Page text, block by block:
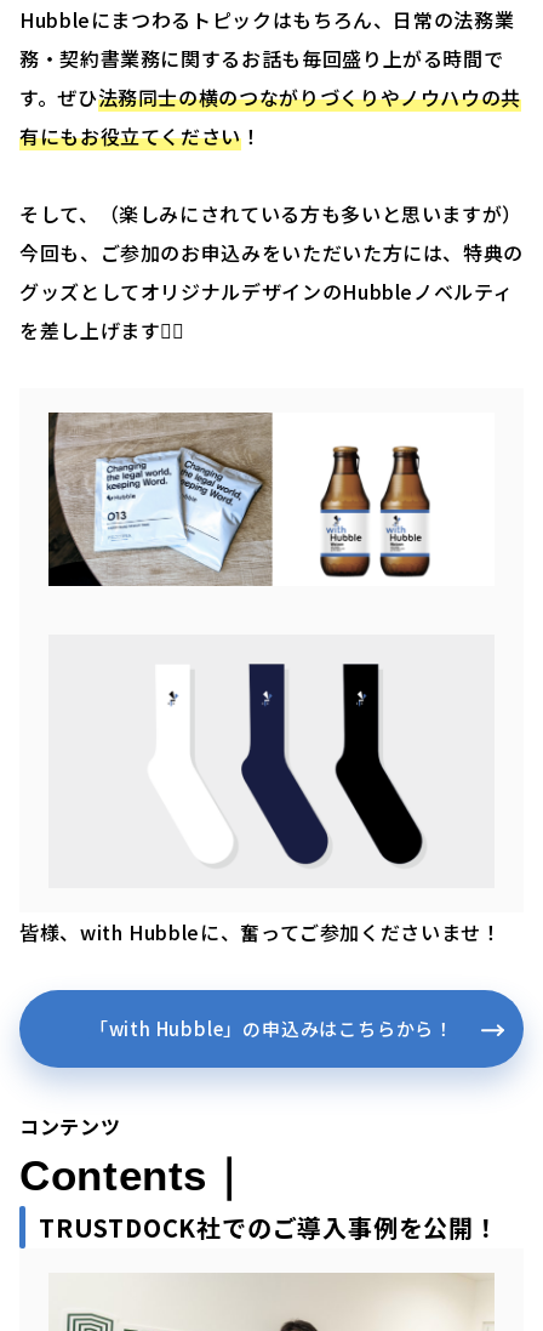
Hubbleにまつわるトピックはもちろん、日常の法務業
務・契約書業務に関するお話も毎回盛り上がる時間で
す。ぜひ法務同士の横のつながりづくりやノウハウの共
有にもお役立てください ！
そして、（楽しみにされている方も多いと思いますが）
今回も、ご参加のお申込みをいただいた方には、特典の
グッズとしてオリジナルデザインのHubbleノベルティ
を差し上げます🙆‍♂️
皆様、with Hubbleに、奮ってご参加くださいませ！
「with Hubble」の申込みはこちらから！
コンテンツ
Contents｜
TRUSTDOCK社でのご導入事例を公開！